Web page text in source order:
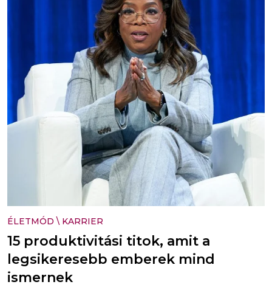
ÉLETMÓD \ KARRIER
15 produktivitási titok, amit a
legsikeresebb emberek mind
ismernek